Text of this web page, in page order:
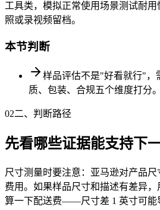
工具类，模拟正常使用场景测试耐
照或录视频留档。
本节判断
样品评估不是"好看就行"，
质、包装、合规五个维度打分。
02二、判断路径
先看哪些证据能支持下
尺寸测量时要注意：亚马逊对产品
费用。如果样品尺寸和描述有差异
算一下配送费——尺寸差 1 英寸可能